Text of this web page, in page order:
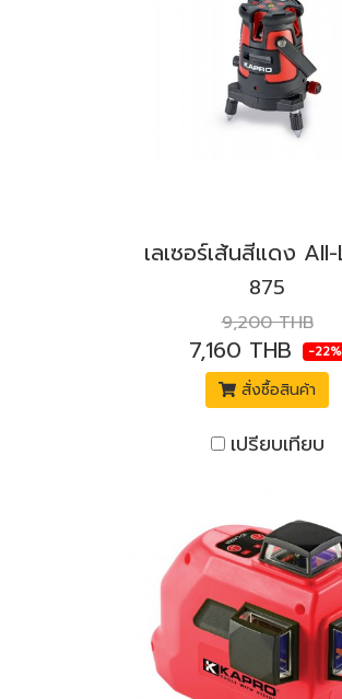
875
9,200 THB
7,160 THB -22%
สั่งซื้อสินค้า
เปรียบเทียบ